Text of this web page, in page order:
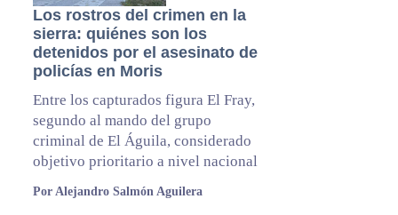
Los rostros del crimen en la
sierra: quiénes son los
detenidos por el asesinato de
policías en Moris
⁠Entre los capturados figura El Fray,
segundo al mando del grupo
criminal de El Águila, considerado
objetivo prioritario a nivel nacional
Por Alejandro Salmón Aguilera